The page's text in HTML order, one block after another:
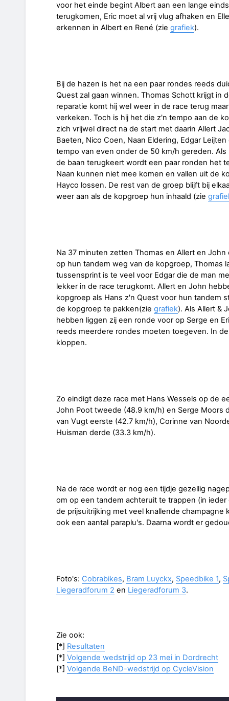
voor het einde begint Albert aan een lange
terugkomen, Eric moet al vrij vlug afhaken en
erkennen in Albert en René (zie grafiek).
Bij de hazen is het na een paar rondes reeds
Quest zal gaan winnen. Thomas Schott krijgt in
reparatie komt hij wel weer in de race terug
verkeken. Toch is hij het die z'n tempo aan de
zich vrijwel direct na de start met daarin Allert
Baeten, Nico Coen, Naan Eldering, Edgar
tempo van even onder de 50 km/h gereden.
de baan terugkeert wordt een paar ronden het
Naan kunnen niet mee komen en vallen uit de
Hayco lossen. De rest van de groep blijft bij
weer aan als de kopgroep hun inhaald (zie
Na 37 minuten zetten Thomas en Allert en
op hun tandem weg van de kopgroep, Thomas
tussensprint is te veel voor Edgar die de man
lekker in de race terugkomt. Allert en John
kopgroep als Hans z'n Quest voor hun tandem
de kopgroep te pakken(zie grafiek). Als Allert &
hebben liggen zij een ronde voor op Serge en
reeds meerdere rondes moeten toegeven. In
kloppen.
Zo eindigt deze race met Hans Wessels op de
John Poot tweede (48.9 km/h) en Serge Moors
van Vugt eerste (42.7 km/h), Corinne van
Huisman derde (33.3 km/h).
Na de race wordt er nog een tijdje gezellig
om op een tandem achteruit te trappen (in
de prijsuitrijking met veel knallende champagne
ook een aantal paraplu's. Daarna wordt er
Foto's: Cobrabikes, Bram Luyckx, Speedbike 1,
Liegeradforum 2 en Liegeradforum 3.
Zie ook:
[*] Resultaten
[*] Volgende wedstrijd op 23 mei in Dordrecht
[*] Volgende BeND-wedstrijd op CycleVision